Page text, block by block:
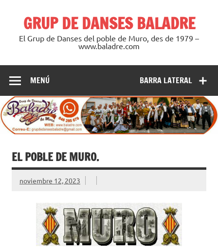
contenidoGRUP DE DANSES BALADRE
El Grup de Danses del poble de Muro, des de 1979 –
www.baladre.com
BARRA LATERAL
MENÚ
EL POBLE DE MURO.
noviembre 12, 2023